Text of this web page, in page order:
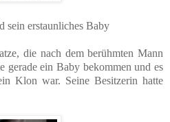
sein erstaunliches Baby
die nach dem berühmten Mann
gerade ein Baby bekommen und es
Klon war. Seine Besitzerin hatte